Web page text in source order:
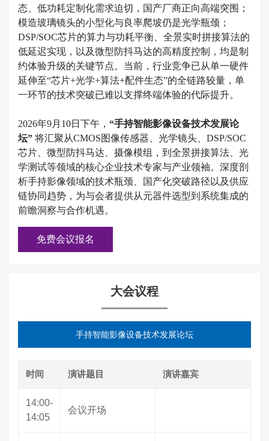
态、低功耗定制化需求迫切，国产厂商正向高端突围；
模造玻璃镜头的小型化与良率爬坡仍是光学瓶颈；
DSP/SOC芯片的算力与功耗平衡、全景实时拼接算法的
低延迟实现，以及微型防抖马达的高精度控制，均是制
约体验升级的关键节点。当前，行业竞争已从单一硬件
延伸至“芯片+光学+算法+配件生态”的全链路较量，单
一环节的技术突破已难以支撑终端体验的代际提升。
2026年9月10日下午， “手持智能影像设备技术发展论
坛” 将汇聚从CMOS图像传感器、光学镜头、DSP/SOC
芯片、微型防抖马达、摄像模组，到全景拼接算法、光
学测试等领域的核心企业技术专家与产业领袖。深度剖
析手持影像领域的技术瓶颈、国产化突破路径以及供应
链协同趋势，为与会者提供从元器件选型到系统集成的
前瞻洞察与合作机遇。
免费会议报名
大会议程
手持智能影像设备技术发展论坛
时间 演讲题目 演讲嘉宾
14:00-
14:05
会议开场